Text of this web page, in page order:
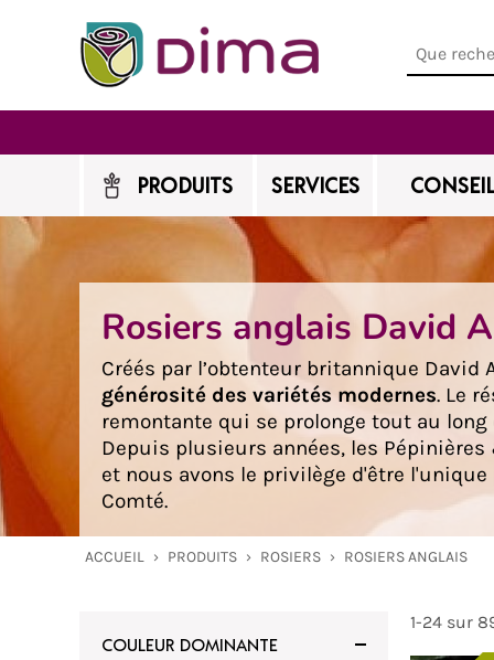
PRODUITS SERVICES
Rosiers anglais David
Créés par l’obtenteur britannique David
générosité des variétés modernes. Le
remontante qui se prolonge tout au long
Depuis plusieurs années, les
et nous avons le privilège d'être
Comté.
ACCUEIL › PRODUITS › ROSIERS › ROSIERS ANGLAIS
COULEUR DOMINANTE
1-24 sur